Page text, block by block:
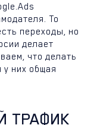
То
переходы, но
делает
что делать
них общая
ТРАФИК